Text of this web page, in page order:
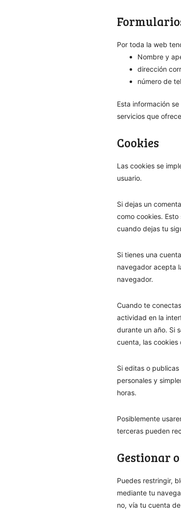
Por toda la web
Nombre y
dirección
número de
Esta información
servicios que
Cookies
Las cookies se
usuario.
Si dejas un
como cookies.
cuando dejas tu
Si tienes una
navegador acepta
navegador.
Cuando te
actividad en la
durante un año. Si
cuenta, las cookies
Si editas o
personales y
horas.
Posiblemente
terceras pueden
Gestionar
Puedes restringir,
mediante tu
no, vía tu cuenta